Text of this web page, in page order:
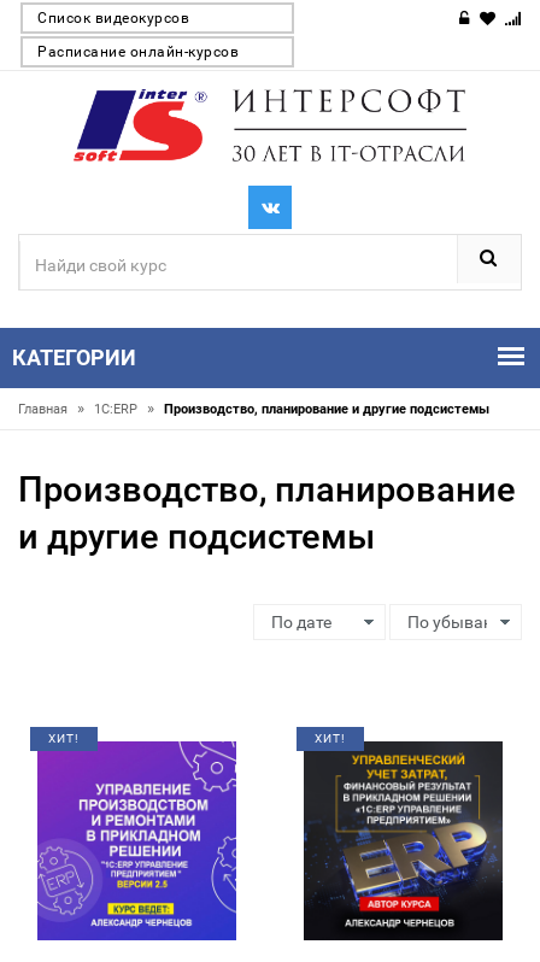
Список видеокурсов
Расписание онлайн-курсов
КАТЕГОРИИ
Главная » 1С:ERP » Производство, планирование и другие подсистемы
Производство, планирование
и другие подсистемы
ХИТ! ХИТ!